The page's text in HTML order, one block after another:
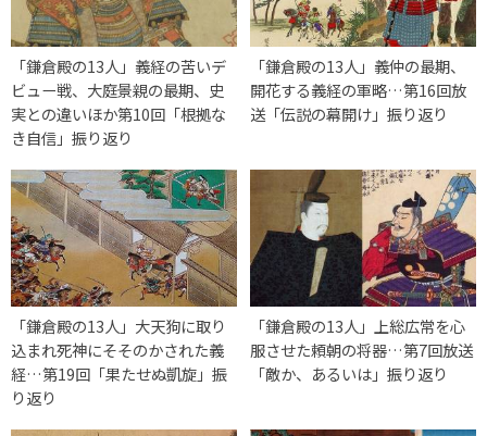
「鎌倉殿の13人」義経の苦いデ
ビュー戦、大庭景親の最期、史
実との違いほか第10回「根拠な
き自信」振り返り
「鎌倉殿の13人」義仲の最期、
開花する義経の軍略…第16回放
送「伝説の幕開け」振り返り
「鎌倉殿の13人」大天狗に取り
込まれ死神にそそのかされた義
経…第19回「果たせぬ凱旋」振
り返り
「鎌倉殿の13人」上総広常を心
服させた頼朝の将器…第7回放送
「敵か、あるいは」振り返り